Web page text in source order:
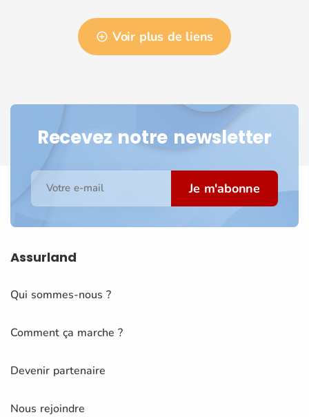
Voir plus de liens
Recevez notre newsletter
Votre e-mail Je m'abonne
Assurland
Qui sommes-nous ?
Comment ça marche ?
Devenir partenaire
Nous rejoindre